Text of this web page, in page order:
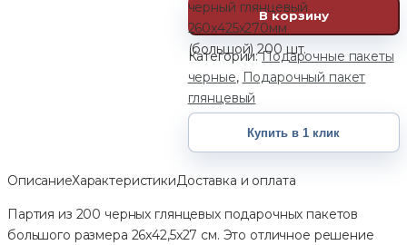
черный глянцевый
260х425х270мм
(большой) 200 шт.
В корзину
Категории:Подарочные пакеты
черные, Подарочный пакет
глянцевый
Купить в 1 клик
ОписаниеХарактеристикиДоставка и оплата
Партия из 200 черных глянцевых подарочных пакетов
большого размера 26x42,5x27 см. Это отличное решение